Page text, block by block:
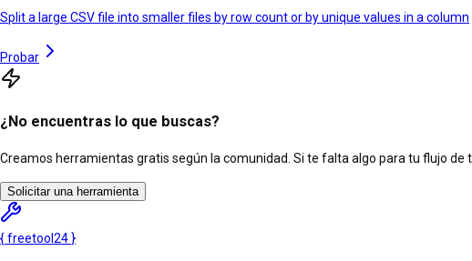
Split a large CSV file into smaller files by row count or by unique values in a column
Probar
¿No encuentras lo que buscas?
Creamos herramientas gratis según la comunidad. Si te falta algo para tu flujo de
Solicitar una herramienta
{freetool 24 }